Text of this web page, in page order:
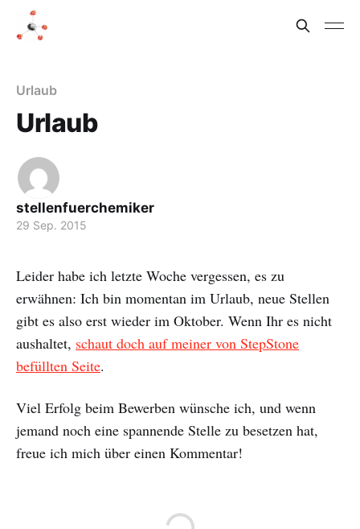
Urlaub
Urlaub
stellenfuerchemiker
29 Sep. 2015
Leider habe ich letzte Woche vergessen, es zu
erwähnen: Ich bin momentan im Urlaub, neue Stellen
gibt es also erst wieder im Oktober. Wenn Ihr es nicht
aushaltet, schaut doch auf meiner von StepStone
befüllten Seite.
Viel Erfolg beim Bewerben wünsche ich, und wenn
jemand noch eine spannende Stelle zu besetzen hat,
freue ich mich über einen Kommentar!